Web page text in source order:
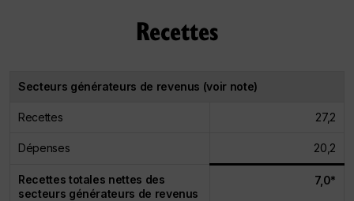
Recettes
Secteurs générateurs de revenus (voir note)
Recettes 27,2
Dépenses 20,2
Recettes totales nettes des
secteurs générateurs de revenus
7,0*